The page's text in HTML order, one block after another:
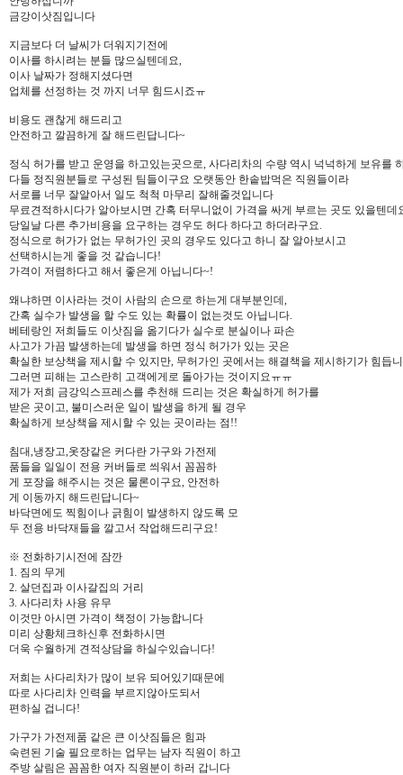
금강이삿짐입니다
지금보다 더 날씨가 더워지기전에
이사를 하시려는 분들 많으실텐데요,
이사 날짜가 정해지셨다면
업체를 선정하는 것 까지 너무 힘드시죠ㅠ
비용도 괜찮게 해드리고
안전하고 깔끔하게 잘 해드린답니다~
정식 허가를 받고 운영을 하고있는곳으로, 사다리차의 수량 역시 넉넉하게 보유를
다들 정직원분들로 구성된 팀들이구요 오랫동안 한솥밥먹은 직원들이라
서로를 너무 잘알아서 일도 척척 마무리 잘해줄것입니다
무료견적하시다가 알아보시면 간혹 터무니없이 가격을 싸게 부르는 곳도 있을텐데
당일날 다른 추가비용을 요구하는 경우도 허다 하다고 하더라구요.
정식으로 허가가 없는 무허가인 곳의 경우도 있다고 하니 잘 알아보시고
선택하시는게 좋을 것 같습니다!
가격이 저렴하다고 해서 좋은게 아닙니다~!
왜냐하면 이사라는 것이 사람의 손으로 하는게 대부분인데,
간혹 실수가 발생을 할 수도 있는 확률이 없는것도 아닙니다.
베테랑인 저희들도 이삿짐을 옮기다가 실수로 분실이나 파손
사고가 가끔 발생하는데 발생을 하면 정식 허가가 있는 곳은
확실한 보상책을 제시할 수 있지만, 무허가인 곳에서는 해결책을 제시하기가 힘듭
그러면 피해는 고스란히 고객에게로 돌아가는 것이지요ㅠㅠ
제가 저희 금강익스프레스를 추천해 드리는 것은 확실하게 허가를
받은 곳이고, 불미스러운 일이 발생을 하게 될 경우
확실하게 보상책을 제시할 수 있는 곳이라는 점!!
침대,냉장고,옷장같은 커다란 가구와 가전제
품들을 일일이 전용 커버들로 씌워서 꼼꼼하
게 포장을 해주시는 것은 물론이구요, 안전하
게 이동까지 해드린답니다~
바닥면에도 찍힘이나 긁힘이 발생하지 않도록 모
두 전용 바닥재들을 깔고서 작업해드리구요!
※ 전화하기시전에 잠깐
1. 짐의 무게
2. 살던집과 이사갈집의 거리
3. 사다리차 사용 유무
이것만 아시면 가격이 책정이 가능합니다
미리 상황체크하신후 전화하시면
더욱 수월하게 견적상담을 하실수있습니다!
저희는 사다리차가 많이 보유 되어있기때문에
따로 사다리차 인력을 부르지않아도되서
편하실 겁니다!
가구가 가전제품 같은 큰 이삿짐들은 힘과
숙련된 기술 필요로하는 업무는 남자 직원이 하고
주방 살림은 꼼꼼한 여자 직원분이 하러 갑니다